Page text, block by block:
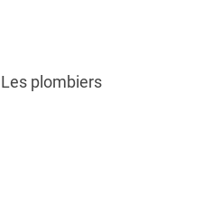
Les plombiers